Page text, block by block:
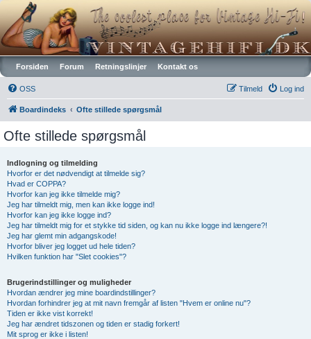
Vintagehifi.dk
Forsiden Forum Retningslinjer Kontakt os
OSS Log ind
Tilmeld
Boardindeks Ofte stillede spørgsmål
Ofte stillede spørgsmål
Indlogning og tilmelding
Hvorfor er det nødvendigt at tilmelde sig?
Hvad er COPPA?
Hvorfor kan jeg ikke tilmelde mig?
Jeg har tilmeldt mig, men kan ikke logge ind!
Hvorfor kan jeg ikke logge ind?
Jeg har tilmeldt mig for et stykke tid siden, og kan nu ikke logge ind længere?!
Jeg har glemt min adgangskode!
Hvorfor bliver jeg logget ud hele tiden?
Hvilken funktion har "Slet cookies"?
Brugerindstillinger og muligheder
Hvordan ændrer jeg mine boardindstillinger?
Hvordan forhindrer jeg at mit navn fremgår af listen "Hvem er online nu"?
Tiden er ikke vist korrekt!
Jeg har ændret tidszonen og tiden er stadig forkert!
Mit sprog er ikke i listen!